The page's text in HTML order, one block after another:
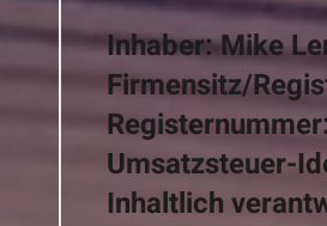
Inhaber: Mike
Firmensitz/
Umsatzsteuer-
Inhaltlich